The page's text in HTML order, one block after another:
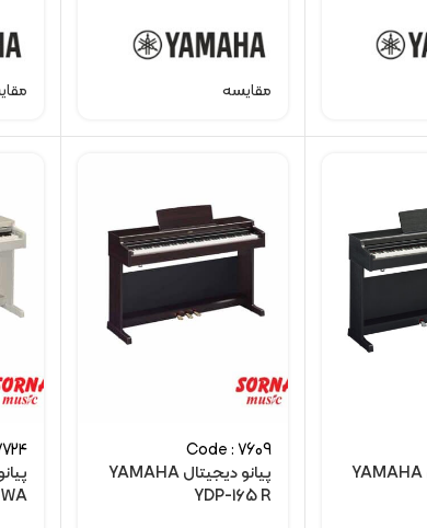
مقایسه
پیانو دیجیتال YAMAHA
Code : 7609
پیانو دیجیتال YAMAHA
YDP-165 R